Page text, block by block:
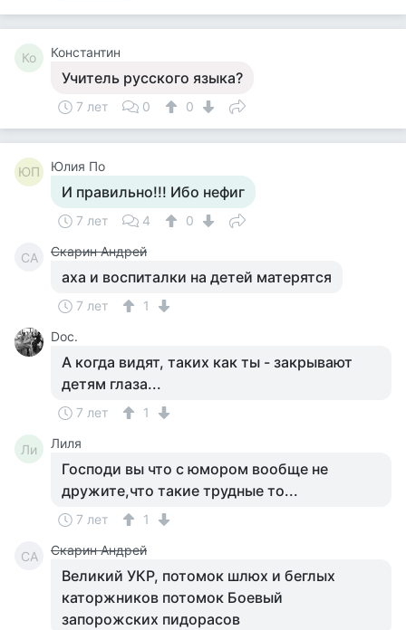
Ко Константин
Учитель русского языка?
7 лет 0 0
ЮП Юлия По
И правильно!!! Ибо нефиг
7 лет 4 0
СА Скарин Андрей
аха и воспиталки на детей матерятся
7 лет
1
Doc.
А когда видят, таких как ты - закрывают
детям глаза...
7 лет 1
Ли Лиля
Господи вы что с юмором вообще не
дружите,что такие трудные то...
7 лет 1
СА Скарин Андрей
Великий УКР, потомок шлюх и беглых
каторжников потомок Боевый
запорожских пидорасов